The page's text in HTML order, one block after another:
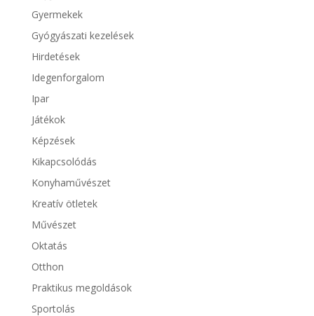
Gyermekek
Gyógyászati kezelések
Hirdetések
Idegenforgalom
Ipar
Játékok
Képzések
Kikapcsolódás
Konyhaművészet
Kreatív ötletek
Művészet
Oktatás
Otthon
Praktikus megoldások
Sportolás